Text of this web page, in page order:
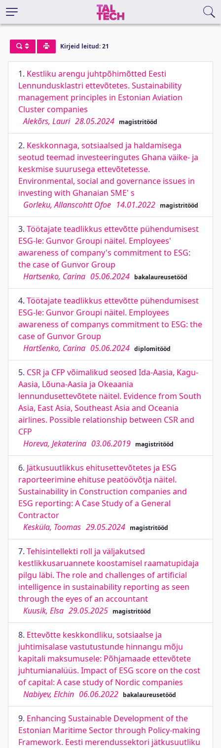
Kirjeid leitud: 21
1. Kestliku arengu juhtpõhimõtted Eesti
Lennundusklastri ettevõtetes. Sustainability
management principles in Estonian Aviation
Cluster companies
Alekõrs, Lauri 28.05.2024 magistritööd
2. Keskkonnaga, sotsiaalsed ja haldamisega
seotud teemad investeeringutes Ghana väike- ja
keskmise suurusega ettevõtetesse.
Environmental, social and governance issues in
investing with Ghanaian SME' s
Gorleku, Allanscohtt Ofoe 14.01.2022 magistritööd
3. Töötajate teadlikkus ettevõtte pühendumisest
ESG-le: Gunvor Groupi näitel. Employees'
awareness of company's commitment to ESG:
the case of Gunvor Group
Hartsenko, Carina 05.06.2024 bakalaureusetööd
4. Töötajate teadlikkus ettevõtte pühendumisest
ESG-le: Gunvor Groupi näitel. Employees
awareness of companys commitment to ESG: the
case of Gunvor Group
Hartšenko, Carina 05.06.2024 diplomitööd
5. CSR ja CFP võimalikud seosed Ida-Aasia, Kagu-
Aasia, Lõuna-Aasia ja Okeaania
lennundusettevõtete näitel. Evidence from South
Asia, East Asia, Southeast Asia and Oceania
airlines. Possible relationship between CSR and
CFP
Horeva, Jekaterina 03.06.2019 magistritööd
6. Jätkusuutlikkus ehitusettevõtetes ja ESG
raporteerimine ehituse peatöövõtja näitel.
Sustainability in Construction companies and
ESG reporting: A Case Study of a General
Contractor
Kesküla, Toomas 29.05.2024 magistritööd
7. Tehisintellekti roll ja väljakutsed
kestlikkusaruannete koostamisel raamatupidaja
pilgu läbi. The role and challenges of artificial
intelligence in sustainability reporting as seen
through the eyes of an accountant
Kuusik, Elsa 29.05.2025 magistritööd
8. Ettevõtte keskkondliku, sotsiaalse ja
juhtimisalase vastutustunde hinnangu mõju
kapitali maksumusele: Põhjamaade ettevõtete
juhtumianalüüs. Impact of ESG score on the cost
of capital: A case study of Nordic companies
Nabiyev, Elchin 06.06.2022 bakalaureusetööd
9. Enhancing Sustainable Development of the
Estonian Maritime Sector through Policy-making
Framework. Eesti merendussektori jätkusuutliku